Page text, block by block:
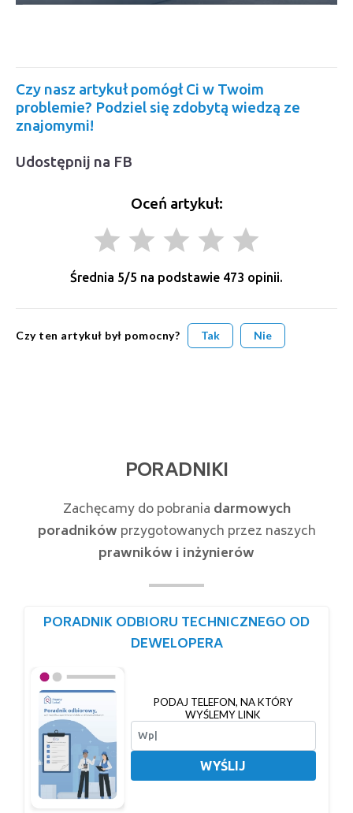
Czy nasz artykuł pomógł Ci w Twoim
problemie? Podziel się zdobytą wiedzą ze
znajomymi!
Udostępnij na FB
Oceń artykuł:
grade grade grade grade grade
Średnia 5/5 na podstawie 473 opinii.
Czy ten artykuł był pomocny? Tak Nie
PORADNIKI
Zachęcamy do pobrania darmowych
poradników przygotowanych przez naszych
prawników i inżynierów
PORADNIK ODBIORU TECHNICZNEGO OD
DEWELOPERA
PODAJ TELEFON, NA KTÓRY
WYŚLEMY LINK
WYŚLIJ